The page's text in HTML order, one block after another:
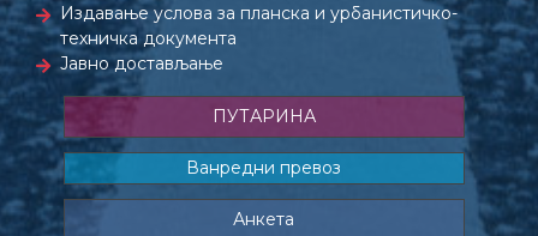
Издавање услова за планска и урбанистичко-
техничка документа
Јавно достављање
ПУТАРИНА
Ванредни превоз
Анкета